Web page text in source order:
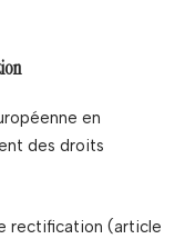
en
des droits
rectification (article